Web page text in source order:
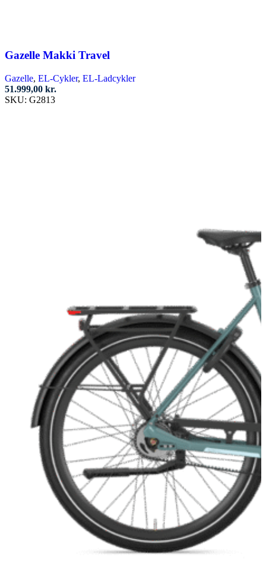
Gazelle Makki Travel
Gazelle, EL-Cykler, EL-Ladcykler
51.999,00 kr.
SKU: G2813